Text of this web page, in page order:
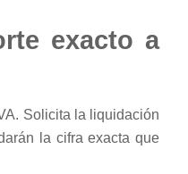
exacto a
Solicita la liquidación
la cifra exacta que